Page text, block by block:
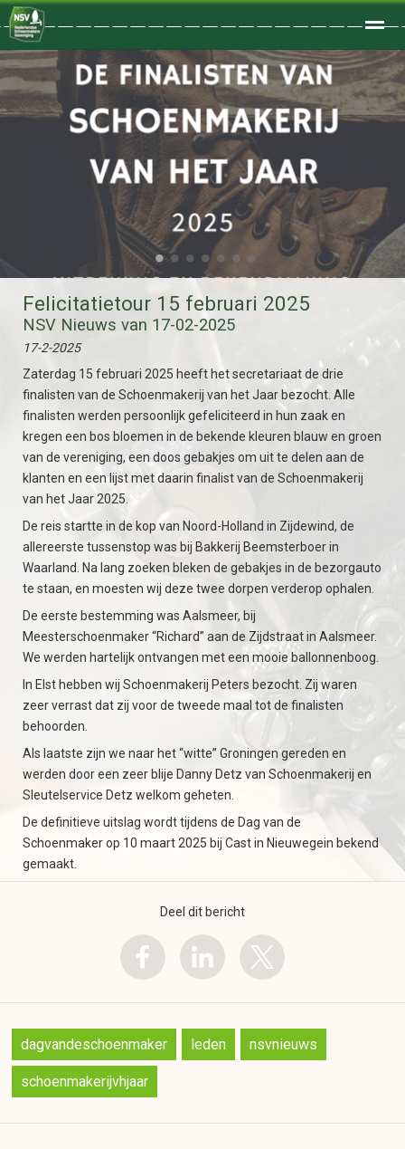
Welkom
Foto's
● ● ● ● ● ● ●
Felicitatietour 15 februari 2025
NSV Nieuws van 17-02-2025
17-2-2025
Zaterdag 15 februari 2025 heeft het secretariaat de drie
finalisten van de Schoenmakerij van het Jaar bezocht. Alle
finalisten werden persoonlijk gefeliciteerd in hun zaak en
kregen een bos bloemen in de bekende kleuren blauw en groen
van de vereniging, een doos gebakjes om uit te delen aan de
klanten en een lijst met daarin finalist van de Schoenmakerij
van het Jaar 2025.
De reis startte in de kop van Noord-Holland in Zijdewind, de
allereerste tussenstop was bij Bakkerij Beemsterboer in
Waarland. Na lang zoeken bleken de gebakjes in de bezorgauto
te staan, en moesten wij deze twee dorpen verderop ophalen.
De eerste bestemming was Aalsmeer, bij
Meesterschoenmaker “Richard” aan de Zijdstraat in Aalsmeer.
We werden hartelijk ontvangen met een mooie ballonnenboog.
In Elst hebben wij Schoenmakerij Peters bezocht. Zij waren
zeer verrast dat zij voor de tweede maal tot de finalisten
behoorden.
Als laatste zijn we naar het “witte” Groningen gereden en
werden door een zeer blije Danny Detz van Schoenmakerij en
Sleutelservice Detz welkom geheten.
De definitieve uitslag wordt tijdens de Dag van de
Schoenmaker op 10 maart 2025 bij Cast in Nieuwegein bekend
gemaakt.
Deel dit bericht
dagvandeschoenmaker leden nsvnieuws
schoenmakerijvhjaar